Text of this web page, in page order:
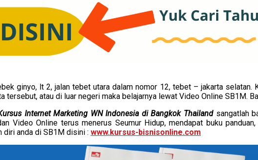
ginyo, lt 2, jalan tebet utara dalam nomor 12, tebet – jakarta selatan.
tersebut, atau di luar negeri maka belajarnya lewat Video Online SB1M.
Internet Marketing WN Indonesia di Bangkok Thailand sangatlah
Video Online terus menerus Seumur Hidup, mendapat buku
diri anda di SB1M disini : www.kursus-bisnisonline.com